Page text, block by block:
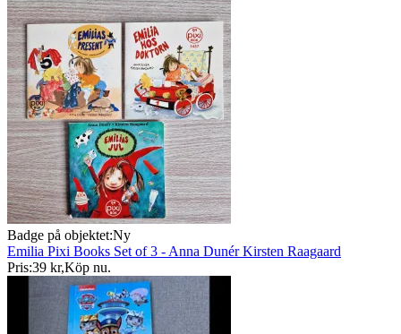
Badge på objektet:Ny
Emilia Pixi Books Set of 3 - Anna Dunér Kirsten Raagaard
Pris:39 kr,Köp nu.